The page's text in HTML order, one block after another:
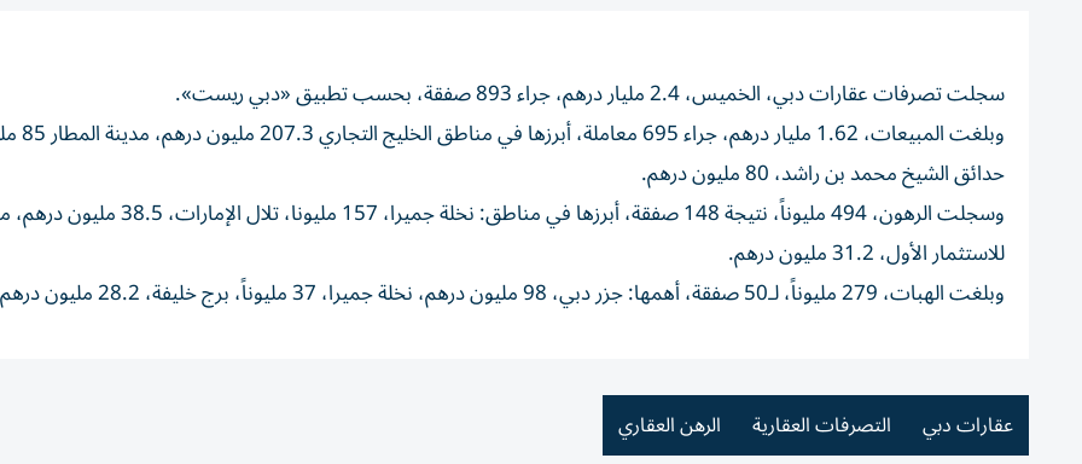
سجلت تصرفات عقارات دبي، الخميس، 2.4 مليار درهم، جراء 893 صفقة، بحسب تطبيق «دبي ريست».
وبلغت المبيعات،
حدائق الشيخ محمد بن راشد، 80 مليون درهم.
وسجلت الرهون، 494 مليوناً، نتيجة 148 صفقة، أبرزها في مناطق: نخلة
للاستثمار الأول، 31.2 مليون درهم.
وبلغت الهبات، 279 مليوناً، لـ50 صفقة، أهمها: جزر دبي، 98 مليون درهم، نخلة جميرا، 37 مليوناً، برج خليفة، 28.2 مليون درهم.
عقارات دبي التصرفات العقارية الرهن العقاري